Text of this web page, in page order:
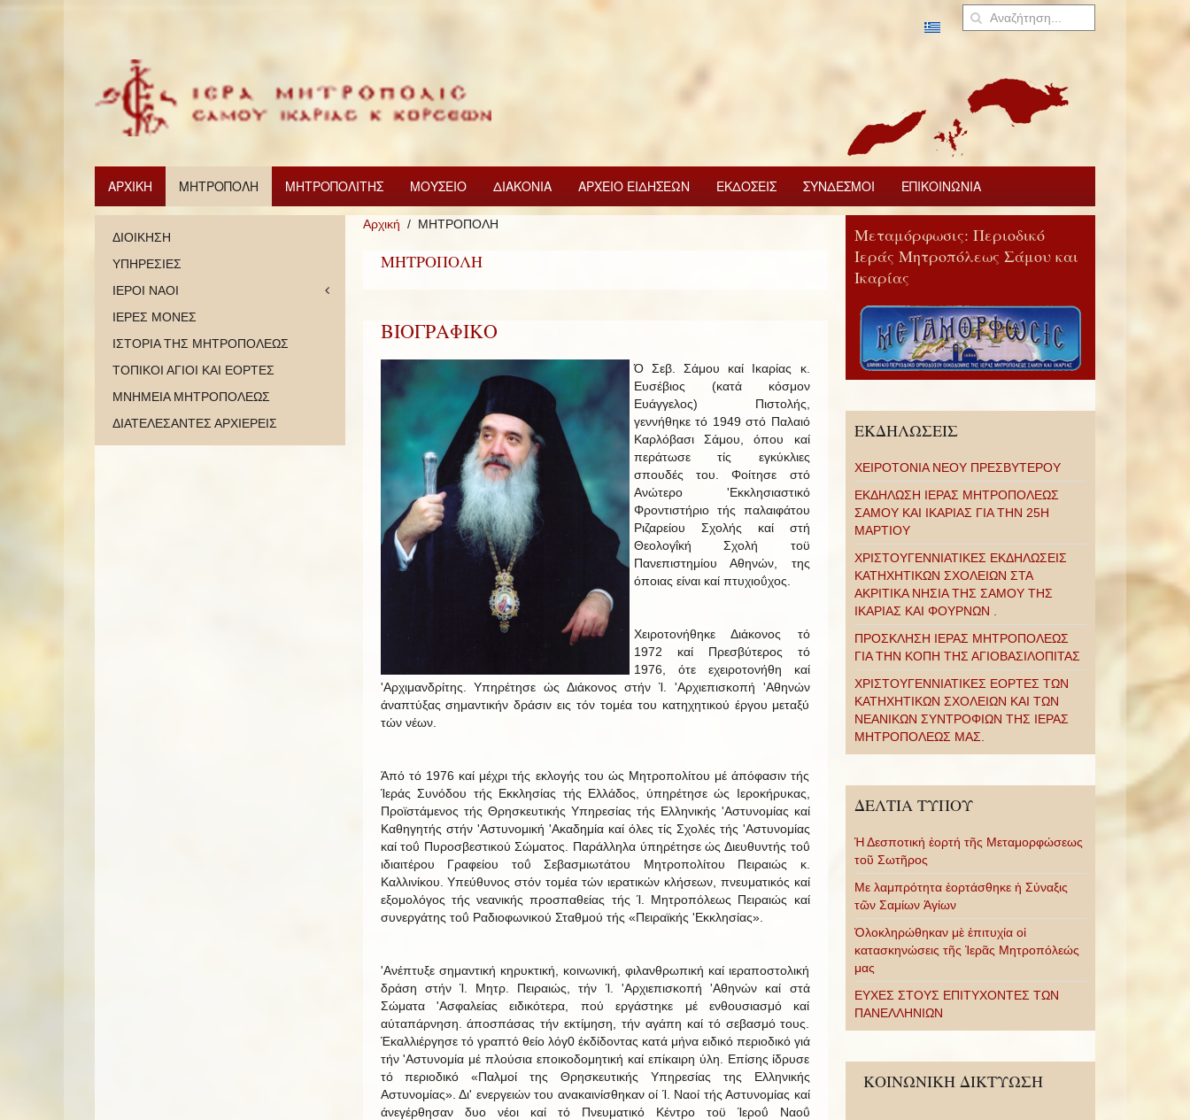
ΑΡΧΙΚΗ ΜΗΤΡΟΠΟΛΗ ΜΗΤΡΟΠΟΛΙΤΗΣ ΜΟΥΣΕΙΟ ΔΙΑΚΟΝΙΑ ΑΡΧΕΙΟ ΕΙΔΗΣΕΩΝ ΕΚΔΟΣΕΙΣ ΣΥΝΔΕΣΜΟΙ ΕΠΙΚΟΙΝΩΝΙΑ
Αρχική ΜΗΤΡΟΠΟΛΗ
ΜΗΤΡΟΠΟΛΗ
ΒΙΟΓΡΑΦΙΚΟ
Ό Σεβ. Σάμου καί Ικαρίας κ.
Ευσέβιος (κατά κόσμον
Ευάγγελος) Πιστολής,
γεννήθηκε τό 1949 στό Παλαιό
Καρλόβασι Σάμου, όπου καί
περάτωσε τίς εγκύκλιες
σπουδές του. Φοίτησε στό
Ανώτερο 'Εκκλησιαστικό
Φροντιστήριο τής παλαιφάτου
Ριζαρείου Σχολής καί στή
Θεολογΐκή Σχολή τοϋ
Πανεπιστημίου Αθηνών, της
όποιας είναι καί πτυχιοΰχος.
Χειροτονήθηκε Διάκονος τό
1972 καί Πρεσβύτερος τό
1976, ότε εχειροτονήθη καί
'Αρχιμανδρίτης. Υπηρέτησε ώς Διάκονος στήν Ί. 'Αρχιεπισκοπή 'Αθηνών
άναπτύξας σημαντικήν δράσιν εις τόν τομέα του κατηχητικού έργου μεταξύ
τών νέων.
Άπό τό 1976 καί μέχρι τής εκλογής του ώς Μητροπολίτου μέ άπόφασιν τής
Ίεράς Συνόδου τής Εκκλησίας τής Ελλάδος, ύπηρέτησε ώς Ιεροκήρυκας,
Προϊστάμενος τής Θρησκευτικής Υπηρεσίας τής Ελληνικής 'Αστυνομίας καί
Καθηγητής στήν 'Αστυνομική 'Ακαδημία καί όλες τίς Σχολές τής 'Αστυνομίας
καί τοΰ Πυροσβεστικού Σώματος. Παράλληλα ύπηρέτησε ώς Διευθυντής τοΰ
ιδιαιτέρου Γραφείου τοΰ Σεβασμιωτάτου Μητροπολίτου Πειραιώς κ.
Καλλινίκου. Υπεύθυνος στόν τομέα τών ιερατικών κλήσεων, πνευματικός καί
εξομολόγος τής νεανικής προσπαθείας τής Ί. Μητροπόλεως Πειραιώς καί
συνεργάτης τοΰ Ραδιοφωνικού Σταθμού τής «Πειραϊκής 'Εκκλησίας».
'Ανέπτυξε σημαντική κηρυκτική, κοινωνική, φιλανθρωπική καί ιεραποστολική
δράση στήν Ί. Μητρ. Πειραιώς, τήν Ί. 'Αρχιεπισκοπή 'Αθηνών καί στά
Σώματα 'Ασφαλείας ειδικότερα, πού εργάστηκε μέ ενθουσιασμό καί
αύταπάρνηση. άποσπάσας τήν εκτίμηση, τήν αγάπη καί τό σεβασμό τους.
Έκαλλιέργησε τό γραπτό θείο λόγ0 έκδίδοντας κατά μήνα ειδικό περιοδικό γιά
τήν 'Αστυνομία μέ πλούσια εποικοδομητική καί επίκαιρη ύλη. Επίσης ίδρυσε
τό περιοδικό «Παλμοί της Θρησκευτικής Υπηρεσίας της Ελληνικής
Αστυνομίας». Δι' ενεργειών του ανακαινίσθηκαν οί Ί. Ναοί τής Αστυνομίας καί
άνεγέρθησαν δυο νέοι καί τό Πνευματικό Κέντρο τοϋ Ίεροΰ Ναοΰ
ΔΙΟΙΚΗΣΗ
ΥΠΗΡΕΣΙΕΣ
ΙΕΡΟΙ ΝΑΟΙ
ΙΕΡΕΣ ΜΟΝΕΣ
ΙΣΤΟΡΙΑ ΤΗΣ ΜΗΤΡΟΠΟΛΕΩΣ
ΤΟΠΙΚΟΙ ΑΓΙΟΙ ΚΑΙ ΕΟΡΤΕΣ
ΜΝΗΜΕΙΑ ΜΗΤΡΟΠΟΛΕΩΣ
ΔΙΑΤΕΛΕΣΑΝΤΕΣ ΑΡΧΙΕΡΕΙΣ
Μεταμόρφωσις: Περιοδικό
Ιεράς Μητροπόλεως Σάμου και
Ικαρίας
ΕΚΔΗΛΩΣΕΙΣ
ΧΕΙΡΟΤΟΝΙΑ ΝΕΟΥ ΠΡΕΣΒΥΤΕΡΟΥ
ΕΚΔΗΛΩΣΗ ΙΕΡΑΣ ΜΗΤΡΟΠΟΛΕΩΣ
ΣΑΜΟΥ ΚΑΙ ΙΚΑΡΙΑΣ ΓΙΑ ΤΗΝ 25Η
ΜΑΡΤΙΟΥ
ΧΡΙΣΤΟΥΓΕΝΝΙΑΤΙΚΕΣ ΕΚΔΗΛΩΣΕΙΣ
ΚΑΤΗΧΗΤΙΚΩΝ ΣΧΟΛΕΙΩΝ ΣΤΑ
ΑΚΡΙΤΙΚΑ ΝΗΣΙΑ ΤΗΣ ΣΑΜΟΥ ΤΗΣ
ΙΚΑΡΙΑΣ ΚΑΙ ΦΟΥΡΝΩΝ .
ΠΡΟΣΚΛΗΣΗ ΙΕΡΑΣ ΜΗΤΡΟΠΟΛΕΩΣ
ΓΙΑ ΤΗΝ ΚΟΠΗ ΤΗΣ ΑΓΙΟΒΑΣΙΛΟΠΙΤΑΣ
ΧΡΙΣΤΟΥΓΕΝΝΙΑΤΙΚΕΣ ΕΟΡΤΕΣ ΤΩΝ
ΚΑΤΗΧΗΤΙΚΩΝ ΣΧΟΛΕΙΩΝ ΚΑΙ ΤΩΝ
ΝΕΑΝΙΚΩΝ ΣΥΝΤΡΟΦΙΩΝ ΤΗΣ ΙΕΡΑΣ
ΜΗΤΡΟΠΟΛΕΩΣ ΜΑΣ.
ΔΕΛΤΙΑ ΤΥΠΟΥ
Ἡ Δεσποτική ἑορτή τῆς Μεταμορφώσεως
τοῦ Σωτῆρος
Με λαμπρότητα ἑορτάσθηκε ἡ Σύναξις
τῶν Σαμίων Ἁγίων
Ὁλοκληρώθηκαν μὲ ἐπιτυχία οἱ
κατασκηνώσεις τῆς Ἱερᾶς Μητροπόλεώς
μας
ΕΥΧΕΣ ΣΤΟΥΣ ΕΠΙΤΥΧΟΝΤΕΣ ΤΩΝ
ΠΑΝΕΛΛΗΝΙΩΝ
ΚΟΙΝΩΝΙΚΗ ΔΙΚΤΥΩΣΗ